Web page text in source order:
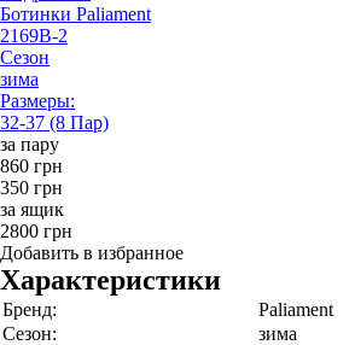
Ботинки Paliament
2169B-2
Сезон
зима
Размеры:
32-37 (8 Пар)
за пару
860 грн
350 грн
за ящик
2800 грн
Добавить в избранное
Характеристики
Бренд:
Paliament
Сезон:
зима